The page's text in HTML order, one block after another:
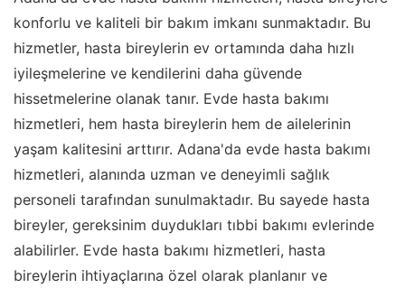
konforlu ve kaliteli bir bakım imkanı sunmaktadır. Bu
hizmetler, hasta bireylerin ev ortamında daha hızlı
iyileşmelerine ve kendilerini daha güvende
hissetmelerine olanak tanır. Evde hasta bakımı
hizmetleri, hem hasta bireylerin hem de ailelerinin
yaşam kalitesini arttırır. Adana'da evde hasta bakımı
hizmetleri, alanında uzman ve deneyimli sağlık
personeli tarafından sunulmaktadır. Bu sayede hasta
bireyler, gereksinim duydukları tıbbi bakımı evlerinde
alabilirler. Evde hasta bakımı hizmetleri, hasta
bireylerin ihtiyaçlarına özel olarak planlanır ve